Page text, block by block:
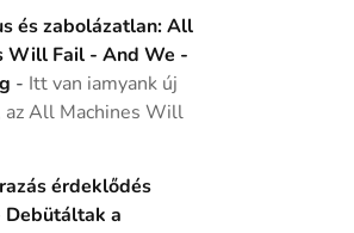
és zabolázatlan: All
Will Fail - And We -
- Itt van iamyank új
az All Machines Will
érdeklődés
Debütáltak a